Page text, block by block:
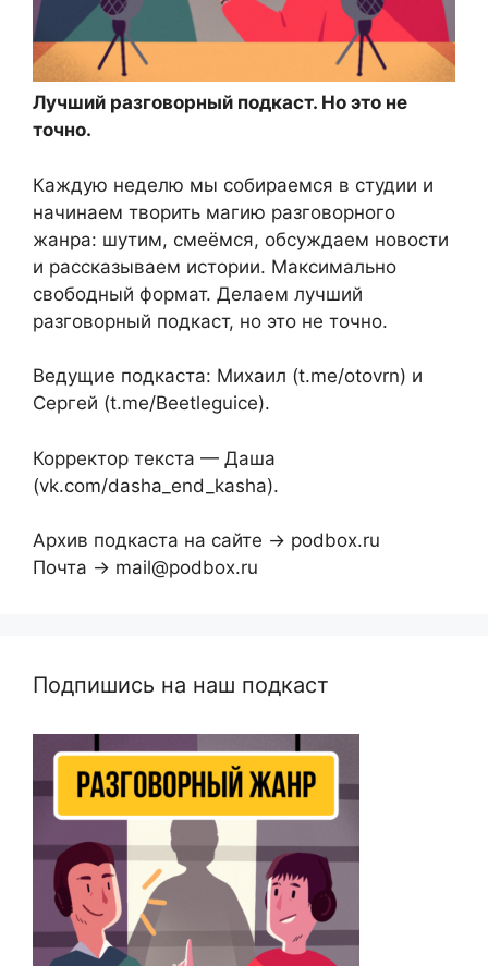
Лучший разговорный подкаст. Но это не
точно.
Каждую неделю мы собираемся в студии и
начинаем творить магию разговорного
жанра: шутим, смеёмся, обсуждаем новости
и рассказываем истории. Максимально
свободный формат. Делаем лучший
разговорный подкаст, но это не точно.
Ведущие подкаста: Михаил (t.me/otovrn) и
Сергей (t.me/Beetleguice).
Корректор текста — Даша
(vk.com/dasha_end_kasha).
Архив подкаста на сайте → podbox.ru
Почта → mail@podbox.ru
Подпишись на наш подкаст